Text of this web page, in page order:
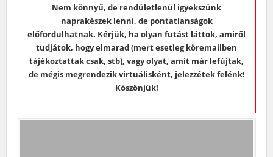
Nem könnyű, de rendületlenül igyekszünk
naprakészek lenni, de pontatlanságok
előfordulhatnak. Kérjük, ha olyan futást láttok, amiről
tudjátok, hogy elmarad (mert esetleg köremailben
tájékoztattak csak, stb), vagy olyat, amit már lefújtak,
de mégis megrendezik virtuálisként, jelezzétek felénk!
Köszönjük!